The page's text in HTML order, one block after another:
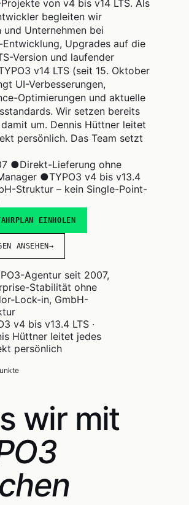
von v4 bis v14 LTS. Als
begleiten wir
und Unternehmen bei
Entwicklung, Upgrades auf die
Version und laufender
v14 LTS (seit 15. Oktober
UI-Verbesserungen,
Optimierungen und aktuelle
Wir setzen bereits
um. Dennis Hüttner leitet
persönlich. Das Team setzt
●Direkt-Lieferung ohne
●TYPO3 v4 bis v13.4
Struktur – kein Single-Point-
EINHOLEN
ANSEHEN→
v4 bis v13.4 LTS ·
Hüttner leitet jedes
persönlich
wir mit